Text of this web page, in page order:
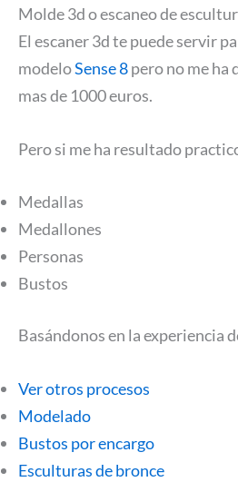
Molde 3d o escaneo de
El escaner 3d te puede servir
modeloSense 8pero no me ha
mas de 1000 euros.
Pero si me ha resultado
Medallas
Medallones
Personas
Bustos
Basándonos en la experiencia
Ver otros procesos
Modelado
Bustos por encargo
Esculturas de bronce